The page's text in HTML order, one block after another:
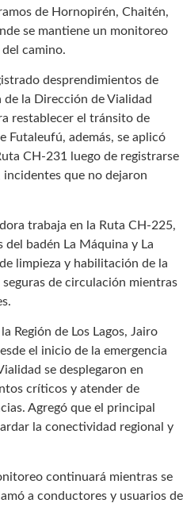
de Hornopirén, Chaitén,
se mantiene un monitoreo
camino.
desprendimientos de
la Dirección de Vialidad
restablecer el tránsito de
Futaleufú, además, se aplicó
CH-231 luego de registrarse
incidentes que no dejaron
trabaja en la Ruta CH-225,
badén La Máquina y La
limpieza y habilitación de la
de circulación mientras
Región de Los Lagos, Jairo
el inicio de la emergencia
se desplegaron en
críticos y atender de
Agregó que el principal
la conectividad regional y
continuará mientras se
a conductores y usuarios de